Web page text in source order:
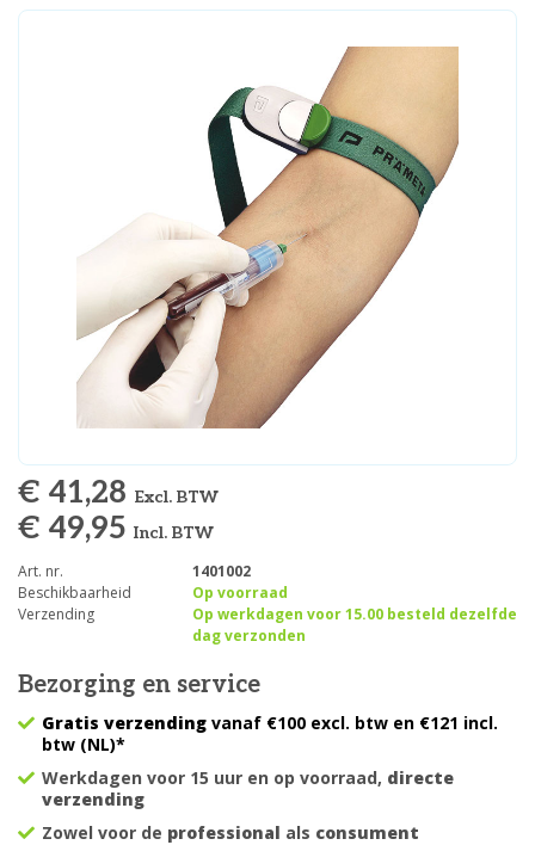
€ 41,28 Excl. BTW
€ 49,95 Incl. BTW
Art. nr.
1401002
Beschikbaarheid
Op voorraad
Verzending
Op werkdagen voor 15.00 besteld dezelfde
dag verzonden
Bezorging en service
Gratis verzending vanaf €100 excl. btw en €121 incl.
btw (NL)*
Werkdagen voor 15 uur en op voorraad, directe
verzending
Zowel voor de professional als consument